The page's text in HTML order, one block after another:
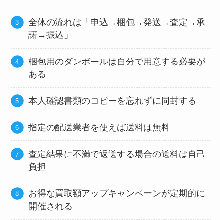
全体の流れは「申込→梱包→発送→査定→承
諾→振込」
梱包用のダンボールは自分で用意する必要が
ある
本人確認書類のコピーを忘れずに同封する
指定の配送業者を使えば送料は無料
査定結果に不満で返送する場合の送料は自己
負担
お得な買取額アップキャンペーンが定期的に
開催される